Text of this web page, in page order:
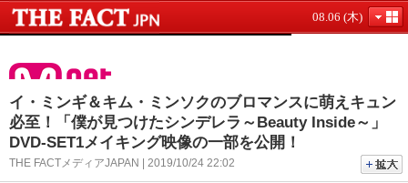
08.06 (木)
イ・ミンギ＆キム・ミンソクのブロマンスに萌えキュン
必至！「僕が見つけたシンデレラ～Beauty Inside～」
DVD-SET1メイキング映像の一部を公開！
THE FACTメディアJAPAN | 2019/10/24 22:02